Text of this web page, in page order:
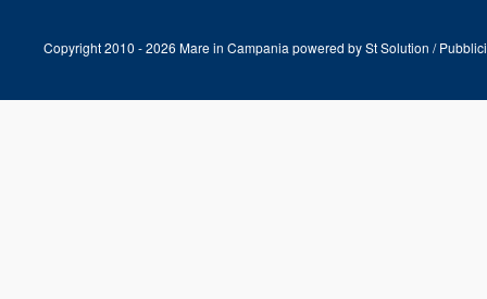
Copyright 2010 - 2026 Mare in Campania powered bySt Solution /